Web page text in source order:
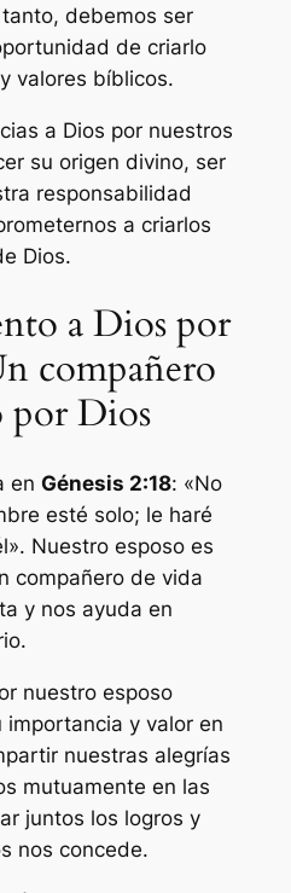
debemos ser
de criarlo
valores bíblicos.
a Dios por nuestros
su origen divino, ser
responsabilidad
a criarlos
Dios.
a Dios por
compañero
por Dios
en Génesis 2:18: «No
esté solo; le haré
Nuestro esposo es
compañero de vida
y nos ayuda en
nuestro esposo
importancia y valor en
nuestras alegrías
mutuamente en las
juntos los logros y
nos concede.